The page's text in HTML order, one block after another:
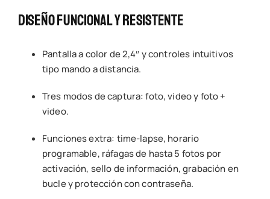
Diseño Funcional Y Resistente
Pantalla a color de 2,4″ y controles intuitivos
tipo mando a distancia.
Tres modos de captura: foto, video y foto +
video.
Funciones extra: time-lapse, horario
programable, ráfagas de hasta 5 fotos por
activación, sello de información, grabación en
bucle y protección con contraseña.